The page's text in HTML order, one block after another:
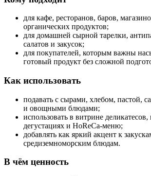
для кафе, ресторанов, баров,
органических продуктов;
для домашней сырной тарелки,
салатов и закусок;
для покупателей, которым важны
готовый продукт без сложной
Как использовать
подавать с сырами, хлебом, пастой,
и овощными блюдами;
использовать в витрине деликатесов,
дегустациях и HoReCa-меню;
добавлять как яркий акцент к
средиземноморским блюдам.
В чём ценность